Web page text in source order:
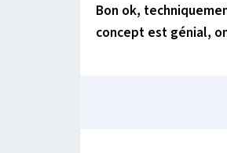
Bon ok,
concept est génial,